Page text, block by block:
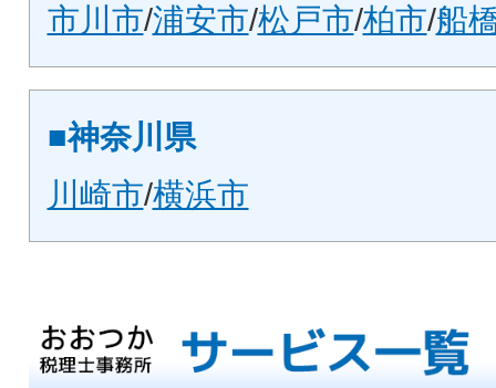
市川市/浦安市/松戸市/柏市/船
■神奈川県
川崎市/横浜市